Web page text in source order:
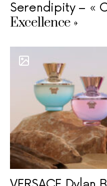
Serendipity – «
Excellence »